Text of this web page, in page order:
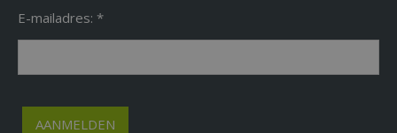
E-mailadres: *